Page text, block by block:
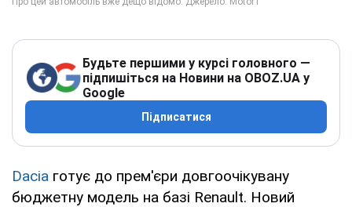
Будьте першими у курсі головного —
підпишіться на Новини на OBOZ.UA у
Google
Підписатися
Dacia готує до прем'єри довгоочікувану
бюджетну модель на базі Renault. Новий